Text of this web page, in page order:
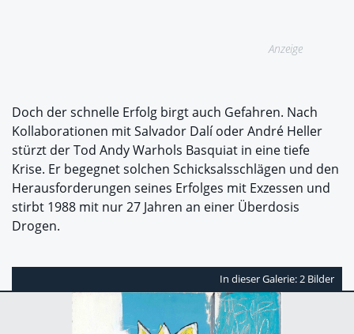
Anzeige
Doch der schnelle Erfolg birgt auch Gefahren. Nach
Kollaborationen mit Salvador Dalí oder André Heller
stürzt der Tod Andy Warhols Basquiat in eine tiefe
Krise. Er begegnet solchen Schicksalsschlägen und den
Herausforderungen seines Erfolges mit Exzessen und
stirbt 1988 mit nur 27 Jahren an einer Überdosis
Drogen.
In dieser Galerie: 2 Bilder